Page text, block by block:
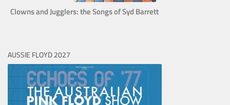
Clowns and Jugglers: the Songs of Syd Barrett
AUSSIE FLOYD 2027